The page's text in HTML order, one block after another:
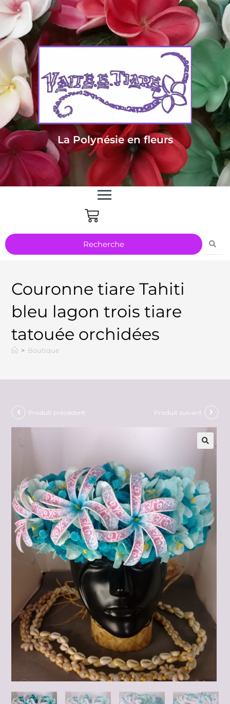
Livraison sous 24/48h en Métropole - Frais de livraison offert dès 85
euros d'achat en Métropole, dès 150 euros pour le reste du monde
La Polynésie en fleurs
Couronne tiare Tahiti
bleu lagon trois tiare
tatouée orchidées
> Boutique
Produit précédent Produit suivant